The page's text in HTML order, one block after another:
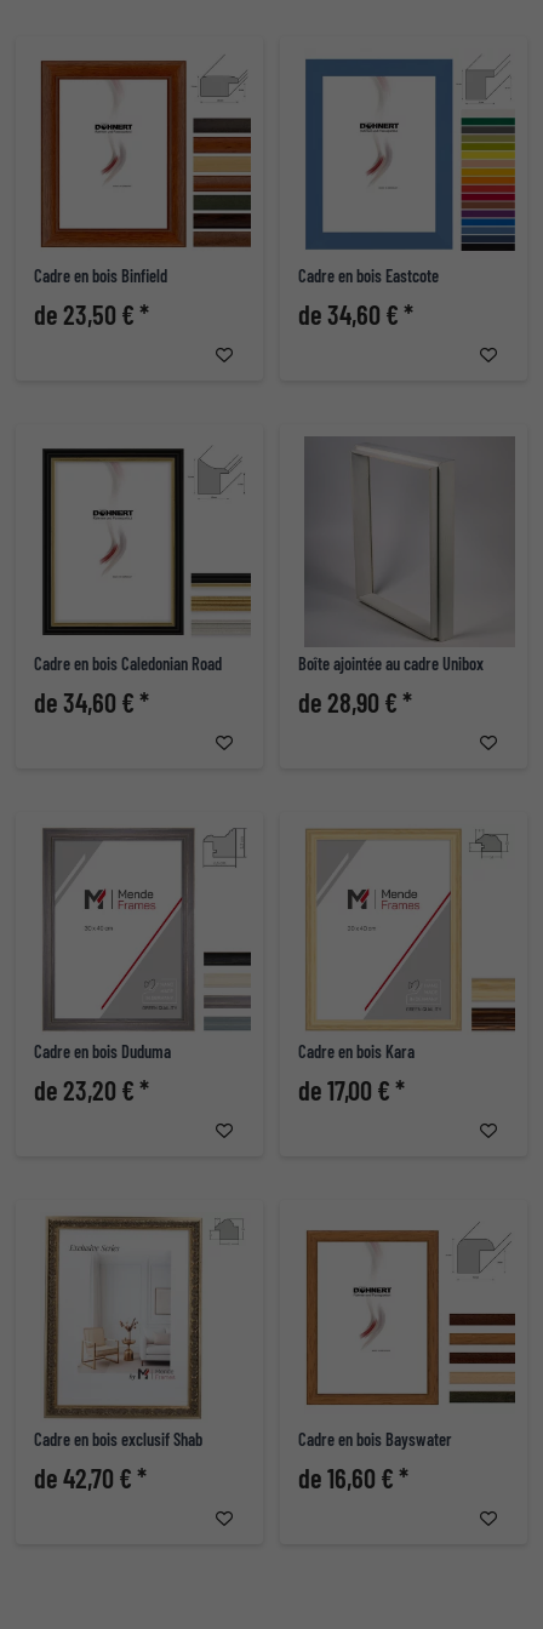
Cadre en bois Binfield
de 23,50 € *
Cadre en bois Eastcote
de 34,60 € *
Cadre en bois Caledonian Road
de 34,60 € *
Boîte ajointée au cadre Unibox
de 28,90 € *
Cadre en bois Duduma
de 23,20 € *
Cadre en bois Kara
de 17,00 € *
Cadre en bois exclusif Shab
de 42,70 € *
Cadre en bois Bayswater
de 16,60 € *